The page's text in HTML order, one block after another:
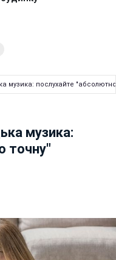
музика: послухайте
музика:
точну"